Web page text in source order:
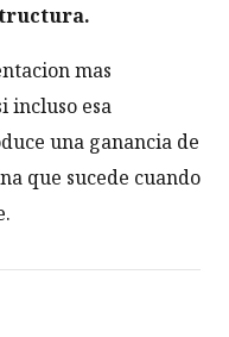
mas
incluso esa
una ganancia de
que sucede cuando